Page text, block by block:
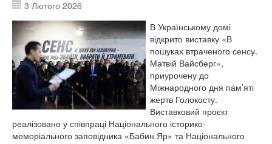
3 Лютого 2026
В Українському домі
відкрито виставку «В
пошуках втраченого сенсу.
Матвій Вайсберг»,
приурочену до
Міжнародного дня пам’яті
жертв Голокосту.
Виставковий проєкт
реалізовано у співпраці Національного історико-
меморіального заповідника «Бабин Яр» та Національного